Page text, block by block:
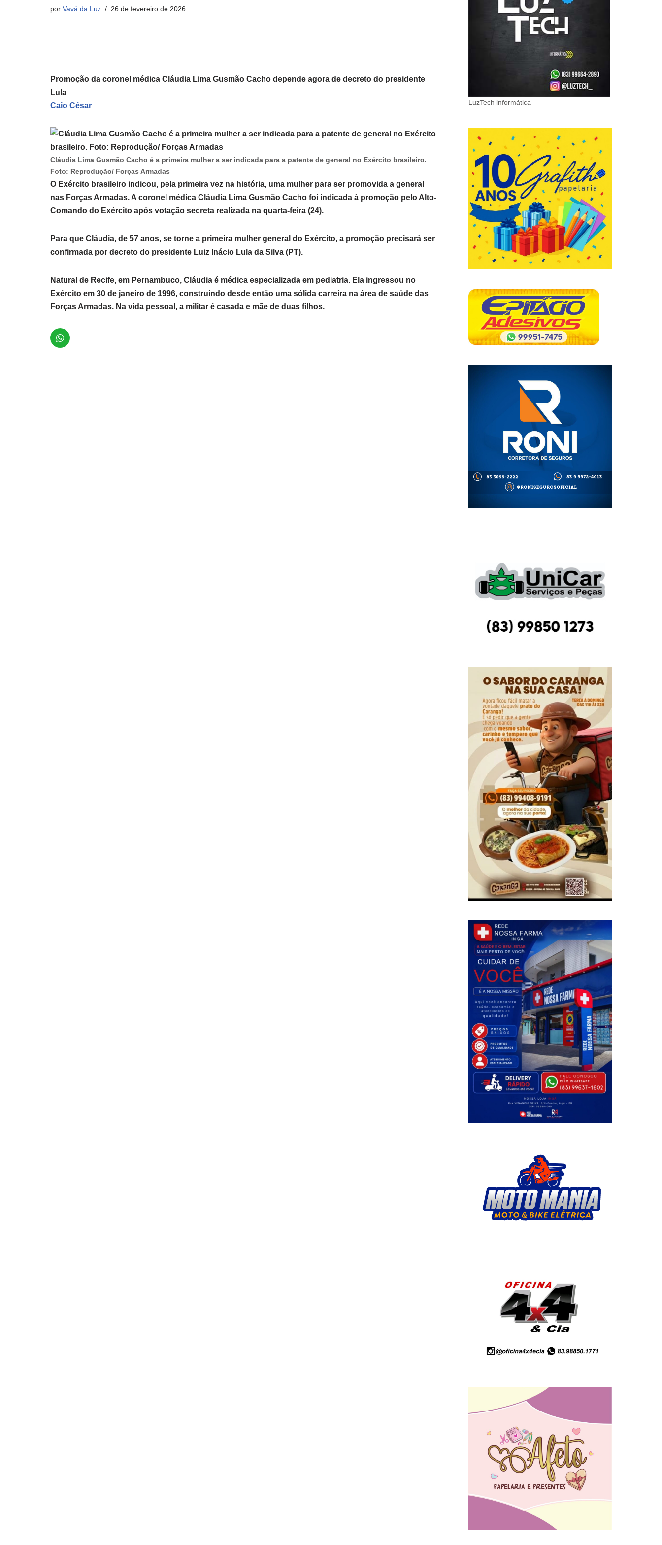
por Vavá da Luz 26 de fevereiro de 2026
Promoção da coronel médica Cláudia Lima Gusmão Cacho depende agora de decreto do presidente
Lula
Caio César
Cláudia Lima Gusmão Cacho é a primeira mulher a ser indicada para a patente de general no Exército brasileiro.
Foto: Reprodução/ Forças Armadas
O Exército brasileiro indicou, pela primeira vez na história, uma mulher para ser promovida a general
nas Forças Armadas. A coronel médica Cláudia Lima Gusmão Cacho foi indicada à promoção pelo Alto-
Comando do Exército após votação secreta realizada na quarta-feira (24).
Para que Cláudia, de 57 anos, se torne a primeira mulher general do Exército, a promoção precisará ser
confirmada por decreto do presidente Luiz Inácio Lula da Silva (PT).
Natural de Recife, em Pernambuco, Cláudia é médica especializada em pediatria. Ela ingressou no
Exército em 30 de janeiro de 1996, construindo desde então uma sólida carreira na área de saúde das
Forças Armadas. Na vida pessoal, a militar é casada e mãe de duas filhos.
LuzTech informática